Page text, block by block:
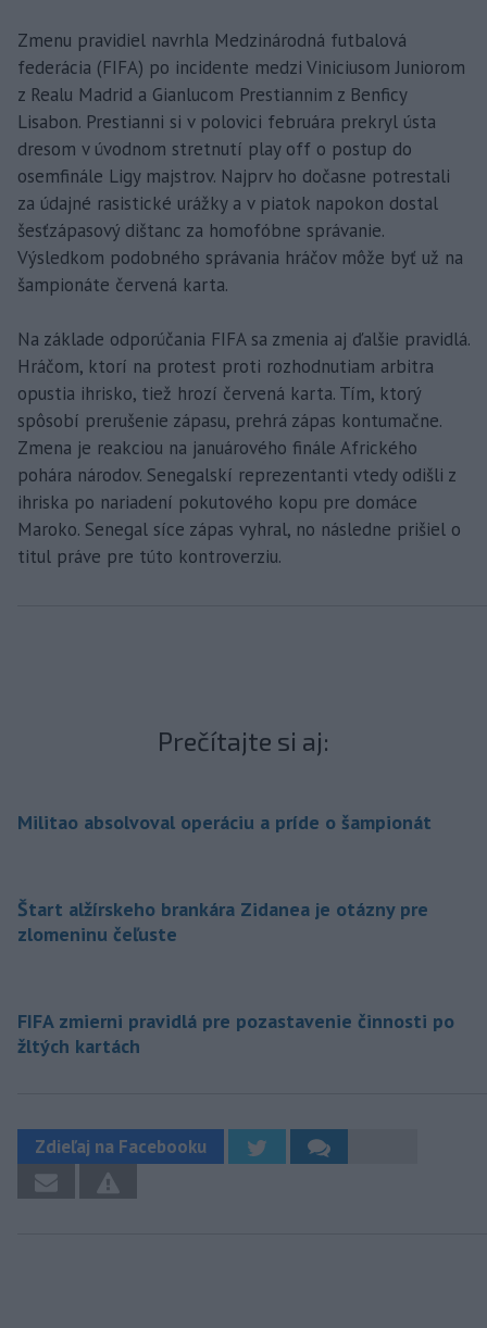
Zmenu pravidiel navrhla Medzinárodná futbalová
federácia (FIFA) po incidente medzi Viniciusom Juniorom
z Realu Madrid a Gianlucom Prestiannim z Benficy
Lisabon. Prestianni si v polovici februára prekryl ústa
dresom v úvodnom stretnutí play off o postup do
osemfinále Ligy majstrov. Najprv ho dočasne potrestali
za údajné rasistické urážky a v piatok napokon dostal
šesťzápasový dištanc za homofóbne správanie.
Výsledkom podobného správania hráčov môže byť už na
šampionáte červená karta.
Na základe odporúčania FIFA sa zmenia aj ďalšie pravidlá.
Hráčom, ktorí na protest proti rozhodnutiam arbitra
opustia ihrisko, tiež hrozí červená karta. Tím, ktorý
spôsobí prerušenie zápasu, prehrá zápas kontumačne.
Zmena je reakciou na januárového finále Afrického
pohára národov. Senegalskí reprezentanti vtedy odišli z
ihriska po nariadení pokutového kopu pre domáce
Maroko. Senegal síce zápas vyhral, no následne prišiel o
titul práve pre túto kontroverziu.
Prečítajte si aj:
Militao absolvoval operáciu a príde o šampionát
Štart alžírskeho brankára Zidanea je otázny pre
zlomeninu čeľuste
FIFA zmierni pravidlá pre pozastavenie činnosti po
žltých kartách
Zdieľaj na Facebooku